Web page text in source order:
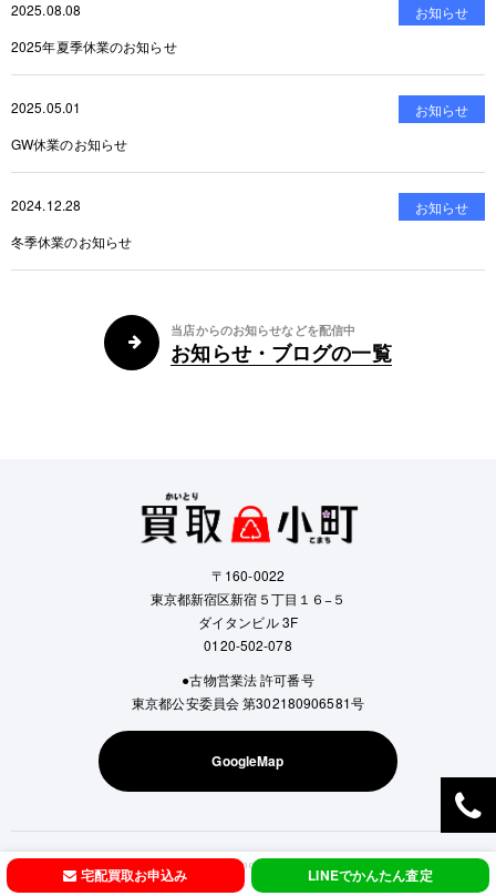
2025.08.08
お知らせ
2025年夏季休業のお知らせ
2025.05.01
お知らせ
GW休業のお知らせ
2024.12.28
お知らせ
冬季休業のお知らせ
当店からのお知らせなどを配信中
お知らせ・ブログの一覧
宅配買取お申込み LINEでかんたん査定
〒160-0022
東京都新宿区新宿５丁目１６−５
ダイタンビル 3F
0120-502-078
●古物営業法 許可番号
東京都公安委員会 第302180906581号
GoogleMap
Copyright © Kaitori Komachi All Rights Reserved.